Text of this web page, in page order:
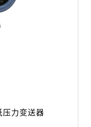
压力变送器